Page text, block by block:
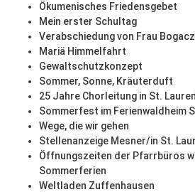
Ökumenisches Friedensgebet
Mein erster Schultag
Verabschiedung von Frau Bogacz
Mariä Himmelfahrt
Gewaltschutzkonzept
Sommer, Sonne, Kräuterduft
25 Jahre Chorleitung in St.
Sommerfest im Ferienwaldheim
Wege, die wir gehen
Stellenanzeige Mesner/in St.
Öffnungszeiten der Pfarrbüros
Sommerferien
Weltladen Zuffenhausen